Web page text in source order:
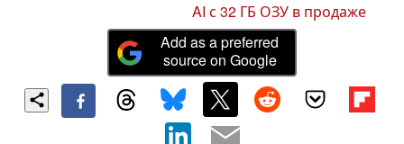
AI с 32 ГБ ОЗУ в продаже
Add as a preferred
source on Google